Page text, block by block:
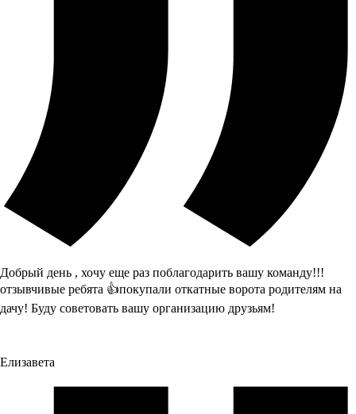
Добрый день , хочу еще раз поблагодарить вашу команду!!!
отзывчивые ребята 👍покупали откатные ворота родителям на
дачу! Буду советовать вашу организацию друзьям!
Елизавета